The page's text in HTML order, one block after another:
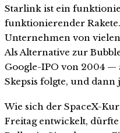
Starlink ist ein
funktionierender
Unternehmen von
Als Alternative zur
Google-IPO von 2004 —
Skepsis folgte, und
Wie sich der SpaceX-
Freitag entwickelt,